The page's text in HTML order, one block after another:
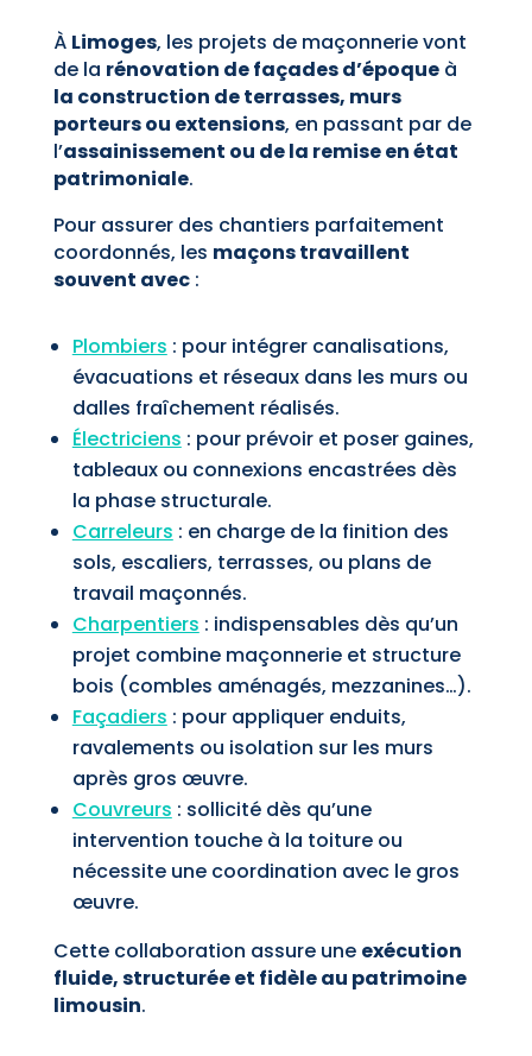
À Limoges, les projets de maçonnerie vont
de la rénovation de façades d’époqueà
la construction de terrasses, murs
porteurs ou extensions, en passant par de
l’assainissement ou de la remise en état
patrimoniale.
Pour assurer des chantiers parfaitement
coordonnés, les maçons travaillent
souvent avec:
Plombiers : pour intégrer canalisations,
évacuations et réseaux dans les murs ou
dalles fraîchement réalisés.
Électriciens : pour prévoir et poser gaines,
tableaux ou connexions encastrées dès
la phase structurale.
Carreleurs : en charge de la finition des
sols, escaliers, terrasses, ou plans de
travail maçonnés.
Charpentiers : indispensables dès qu’un
projet combine maçonnerie et structure
bois (combles aménagés, mezzanines…).
Façadiers : pour appliquer enduits,
ravalements ou isolation sur les murs
après gros œuvre.
Couvreurs : sollicité dès qu’une
intervention touche à la toiture ou
nécessite une coordination avec le gros
œuvre.
Cette collaboration assure une exécution
fluide, structurée et fidèle au patrimoine
limousin.